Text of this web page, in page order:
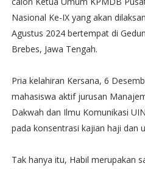
Nasional Ke-IX yang akan
Agustus 2024 bertempat di
Brebes, Jawa Tengah.
Pria kelahiran Kersana, 6
mahasiswa aktif jurusan
Dakwah dan Ilmu Komunikasi
pada konsentrasi kajian haji dan
Tak hanya itu, Habil merupakan